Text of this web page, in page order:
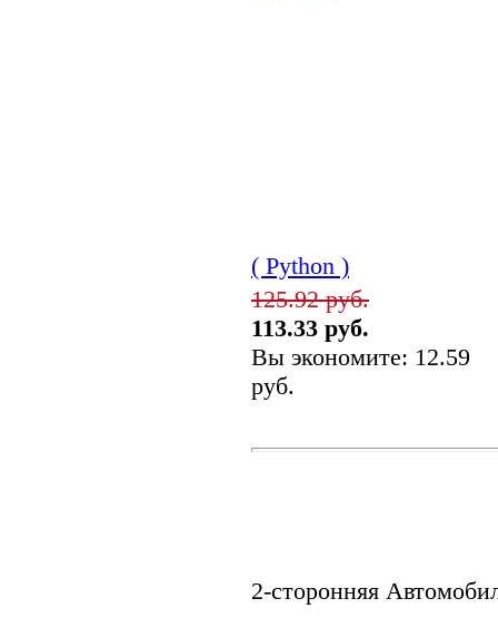
( Python )
125.92 руб.
113.33 руб.
Вы экономите: 12.59
руб.
2-сторонняя